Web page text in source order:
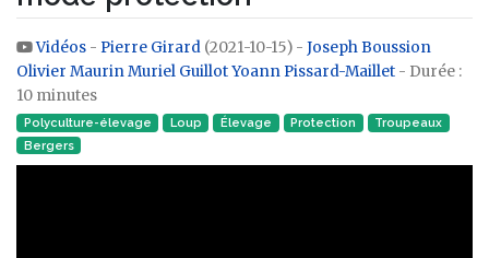
Aller à :navigation,rechercher
Vidéos - Pierre Girard (2021-10-15) - Joseph Boussion
Olivier MaurinMuriel GuillotYoann Pissard-Maillet - Durée :
10 minutes
Polyculture-élevage Loup Élevage Protection
Troupeaux
Bergers